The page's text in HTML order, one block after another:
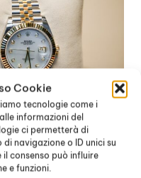
Cookie
tecnologie come i
informazioni del
ci permetterà di
navigazione o ID unici su
consenso può influire
e funzioni.
MilanoVia
Milano